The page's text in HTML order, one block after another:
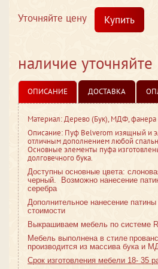
Уточняйте цену Купить
наличие уточняйте
ОПИСАНИЕ ДОСТАВКА
Материал: Дерево (Бук), МДФ, фанера
Описание: Пуф Belverom изящный и
отличным дополнением любой
Основные элементы пуфа
долговечного бука.
Доступны основные цвета:
черный. Возможно нанесение
серебра
Дополнительное нанесение
стоимости
Выкрашиваем мебель по системе
Мебель выполнена в стиле
производится из массива бука и
Срок изготовления мебели 18- 35